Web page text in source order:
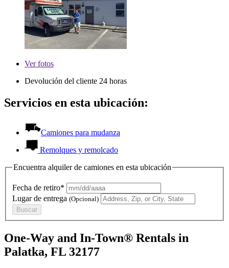
Verfotos
Devolución del cliente 24 horas
Servicios en esta ubicación:
Camiones para mudanza
Remolques y remolcado
Encuentra alquiler de camiones en esta ubicación
Fecha de retiro*
Lugar de entrega (Opcional)
Buscar
One-Way and In-Town® Rentals in
Palatka, FL 32177